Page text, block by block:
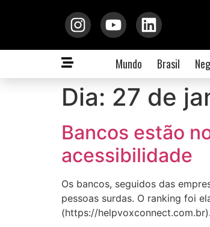
Mundo Brasil
Dia: 27 de
Bancos estão
acessibilidade
Os bancos, seguidos das
pessoas surdas. O ranking foi
(https://